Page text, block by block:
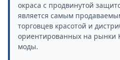
окраса с продвинутой
является самым
торговцев красотой и
ориентированных на рынки
моды.